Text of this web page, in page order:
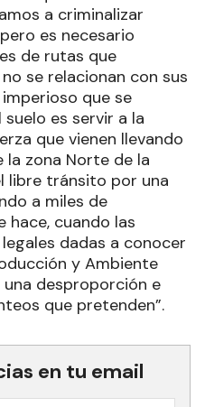
a criminalizar
es necesario
de rutas que
se relacionan con sus
que se
es servir a la
que vienen llevando
zona Norte de la
libre tránsito por una
a miles de
hace, cuando las
dadas a conocer
y Ambiente
desproporción e
que pretenden”.
en tu email